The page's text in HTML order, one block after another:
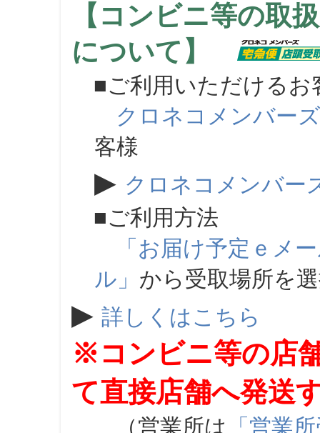
【コンビニ等の取
について】
■ご利用いただけるお
クロネコメンバーズ
客様
▶ クロネコメンバー
■ご利用方法
「お届け予定ｅメ
ル」 から受取場所を
▶ 詳しくはこちら
※コンビニ等の店
て直接店舗へ発送
（営業所は 「営業